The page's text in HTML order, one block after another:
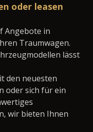
oder leasen
Angebote in
Traumwagen.
lässt
den neuesten
oder sich für ein
wir bieten Ihnen